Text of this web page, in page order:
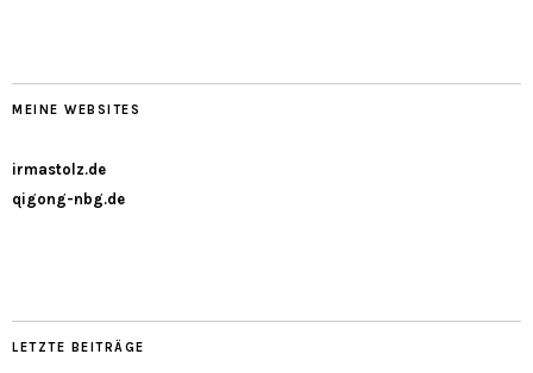
MEINE WEBSITES
irmastolz.de
qigong-nbg.de
LETZTE BEITRÄGE